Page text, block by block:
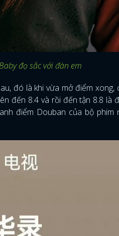
đọ sắc với đàn em
đó là khi vừa mở điểm
đến 8.4 và rồi đến tận 8.8 là
điểm Douban của bộ phim